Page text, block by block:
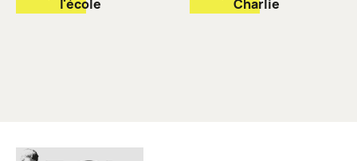
l'école
Charlie